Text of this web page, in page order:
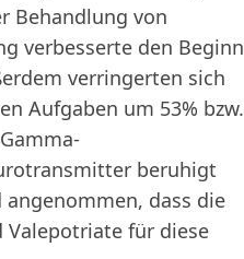
Behandlung von
verbesserte den Beginn
verringerten sich
Aufgaben um 53% bzw.
beruhigt
dass die
Valepotriate für diese